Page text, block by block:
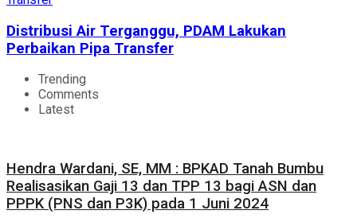
Distribusi Air Terganggu, PDAM Lakukan
Perbaikan Pipa Transfer
Trending
Comments
Latest
Hendra Wardani, SE, MM : BPKAD Tanah Bumbu
Realisasikan Gaji 13 dan TPP 13 bagi ASN dan
PPPK (PNS dan P3K) pada 1 Juni 2024